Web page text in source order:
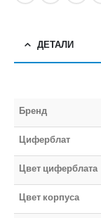
ДЕТАЛИ
Бренд
Циферблат
Цвет циферблата
Цвет корпуса